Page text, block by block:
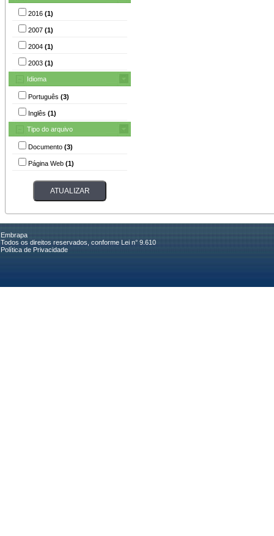
2016 (1)
2007 (1)
2004 (1)
2003 (1)
Idioma
Português (3)
Inglês (1)
Tipo do arquivo
Documento (3)
Página Web (1)
Embrapa
Todos os direitos reservados, conforme Lei n° 9.610
Política de Privacidade